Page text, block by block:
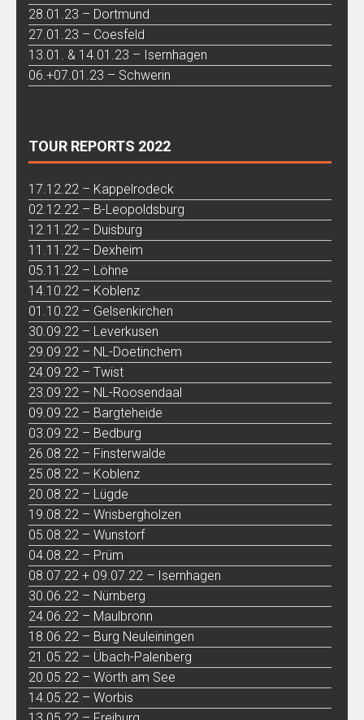
28.01.23 – Dortmund
27.01.23 – Coesfeld
13.01. & 14.01.23 – Isernhagen
06.+07.01.23 – Schwerin
TOUR REPORTS 2022
17.12.22 – Kappelrodeck
02.12.22 – B-Leopoldsburg
12.11.22 – Duisburg
11.11.22 – Dexheim
05.11.22 – Löhne
14.10.22 – Koblenz
01.10.22 – Gelsenkirchen
30.09.22 – Leverkusen
29.09.22 – NL-Doetinchem
24.09.22 – Twist
23.09.22 – NL-Roosendaal
09.09.22 – Bargteheide
03.09.22 – Bedburg
26.08.22 – Finsterwalde
25.08.22 – Koblenz
20.08.22 – Lügde
19.08.22 – Wrisbergholzen
05.08.22 – Wunstorf
04.08.22 – Prüm
08.07.22 + 09.07.22 – Isernhagen
30.06.22 – Nürnberg
24.06.22 – Maulbronn
18.06.22 – Burg Neuleiningen
21.05.22 – Übach-Palenberg
20.05.22 – Wörth am See
14.05.22 – Worbis